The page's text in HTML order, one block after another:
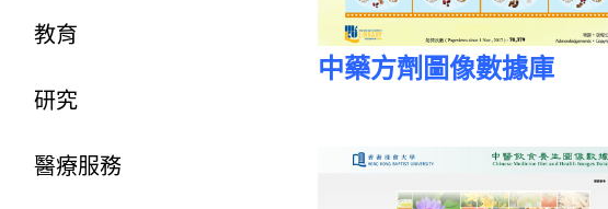
教育
研究
醫療服務
中藥方劑圖像數據庫